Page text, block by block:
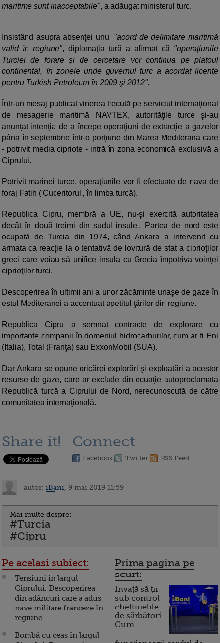
maritime sunt inacceptabile", a adăugat ministerul turc.
Insistând asupra absenţei unui "acord de delimitare maritimă
valid în regiune", diplomaţia tură a afirmat că "operaţiunile
Turciei de forare şi de cercetare vor continua pe platoul
continental, în zonele unde guvernul turc a acordat licenţe
pentru Turkish Petroleum în 2009 şi 2012".
Într-un mesaj publicat vinerea trecută pe serviciul internaţional
de mesagerie maritimă NAVTEX, autorităţile turce şi-au
anunţat intenţia de a începe operaţiuni de extracţie a gazelor
până în septembrie într-o porţiune din Marea Mediterană care
- potrivit media cipriote - intră în zona economică exclusivă a
Ciprului.
Potrivit marinei turce, operaţiunile vor fi efectuate de nava de
foraj Fatih ('Cuceritorul', în limba turcă).
Republica Cipru, membră a UE, nu-şi exercită autoritatea
decât în două treimi din sudul insulei. Partea de nord este
ocupată de Turcia din 1974, când Ankara a intervenit cu
armata ca reacţie la o tentativă de lovitură de stat a ciprioţilor
greci care voiau să unifice insula cu Grecia împotriva voinţei
ciprioţilor turci.
Descoperirea în ultimii ani a unor zăcăminte uriaşe de gaze în
estul Mediteranei a accentuat apetitul ţărilor din regiune.
Republica Cipru a semnat contracte de explorare cu
importante companii în domeniul hidrocarburilor, cum ar fi Eni
(Italia), Total (Franţa) sau ExxonMobil (SUA).
Dar Ankara se opune oricărei explorări şi exploatări a acestor
resurse de gaze, care ar exclude din ecuaţie autoproclamata
Republică turcă a Ciprului de Nord, nerecunoscută de către
comunitatea internaţională.
Share it! Connect
Facebook Twitter RSS Feed
autor: iBani , 9 mai 2019 11:59
Mai multe despre:
#Turcia
#Cipru
Pe acelasi subiect:
Tensiuni în largul
Ciprului. Descoperirea
din adâncuri care a adus
nave militare franceze în
regiune
Bombă cu ceas în largul
Prima pagina pe
scurt:
Invață să ții
sub control
cheltuielile
de sărbători.
Cum